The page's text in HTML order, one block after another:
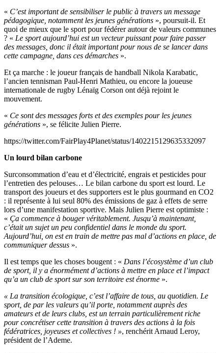
« C’est important de sensibiliser le public à travers un message
pédagogique, notamment les jeunes générations », poursuit-il. Et
quoi de mieux que le sport pour fédérer autour de valeurs communes
? « Le sport aujourd’hui est un vecteur puissant pour faire passer
des messages, donc il était important pour nous de se lancer dans
cette campagne, dans ces démarches ».
Et ça marche : le joueur français de handball Nikola Karabatic,
l’ancien tennisman Paul-Henri Mathieu, ou encore la joueuse
internationale de rugby Lénaïg Corson ont déjà rejoint le
mouvement.
« Ce sont des messages forts et des exemples pour les jeunes
générations », se félicite Julien Pierre.
https://twitter.com/FairPlay4Planet/status/1402215129635332097
Un lourd bilan carbone
Surconsommation d’eau et d’électricité, engrais et pesticides pour
l’entretien des pelouses… Le bilan carbone du sport est lourd. Le
transport des joueurs et des supporters est le plus gourmand en CO2
: il représente à lui seul 80% des émissions de gaz à effets de serre
lors d’une manifestation sportive. Mais Julien Pierre est optimiste :
« Ça commence à bouger véritablement. Jusqu’à maintenant,
c’était un sujet un peu confidentiel dans le monde du sport.
Aujourd’hui, on est en train de mettre pas mal d’actions en place, de
communiquer dessus ».
Il est temps que les choses bougent : « Dans l’écosystème d’un club
de sport, il y a énormément d’actions à mettre en place et l’impact
qu’a un club de sport sur son territoire est énorme ».
« La transition écologique, c’est l’affaire de tous, au quotidien. Le
sport, de par les valeurs qu’il porte, notamment auprès des
amateurs et de leurs clubs, est un terrain particulièrement riche
pour concrétiser cette transition à travers des actions à la fois
fédératrices, joyeuses et collectives ! », renchérit Arnaud Leroy,
président de l’Ademe.